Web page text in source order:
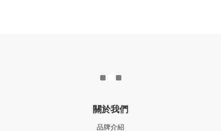
關於我們
品牌介紹